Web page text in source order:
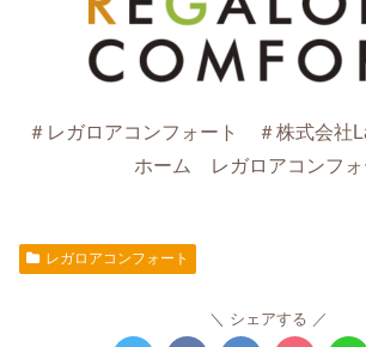
＃レガロアコンフォート ＃株式会社
ホーム レガロアコンフォ
レガロアコンフォート
シェアする